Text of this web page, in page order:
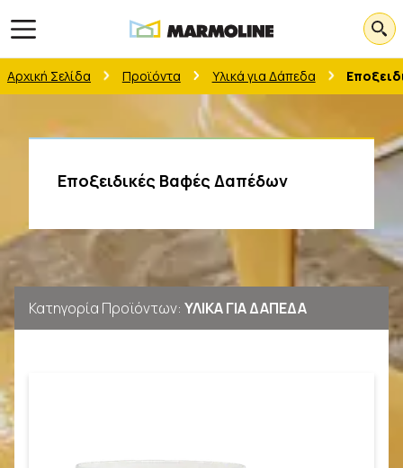
Open main menu
Αρχική Σελίδα Προϊόντα Υλικά για Δάπεδα
Εποξειδικές Βαφές Δαπέδων
Κατηγορία Προϊόντων: ΥΛΙΚΑ ΓΙΑ ΔΑΠΕΔΑ